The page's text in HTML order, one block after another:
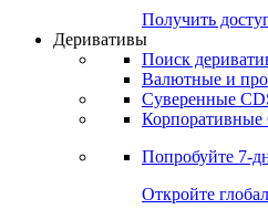
Получить
Деривативы
Поиск
Валютные и
Суверенные
Корпоративные
Попробуйте 7-
Откройте